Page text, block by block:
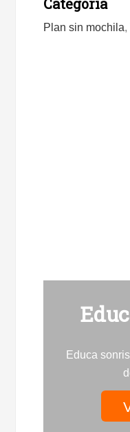
Plan sin mochila,
Educa